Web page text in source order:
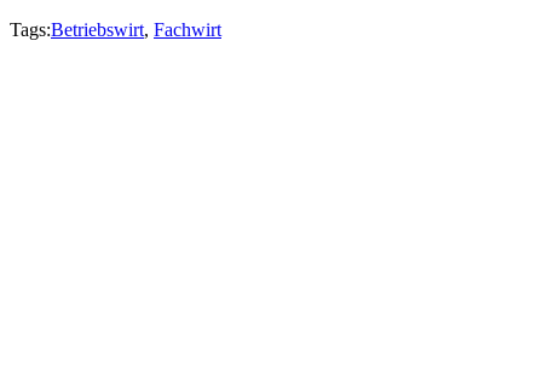
Tags:Betriebswirt, Fachwirt